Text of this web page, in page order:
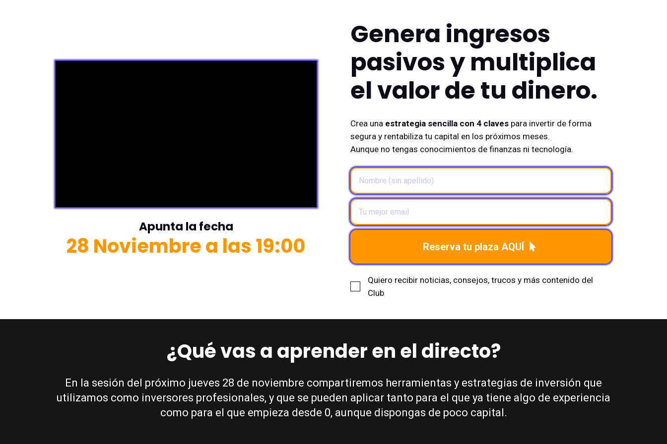
Apunta la fecha
28 Noviembre a las 19:00
Genera ingresos
pasivos y multiplica
el valor de tu dinero.
Crea una estrategia sencilla con 4 claves para invertir de forma
segura y rentabiliza tu capital en los próximos meses.
Aunque no tengas conocimientos de finanzas ni tecnología.
Reserva tu plaza AQUÍ
Quiero recibir noticias, consejos, trucos y más contenido del
Club
¿Qué vas a aprender en el directo?
En la sesión del próximo jueves 28 de noviembre compartiremos herramientas y estrategias de inversión que
utilizamos como inversores profesionales, y que se pueden aplicar tanto para el que ya tiene algo de experiencia
como para el que empieza desde 0, aunque dispongas de poco capital.